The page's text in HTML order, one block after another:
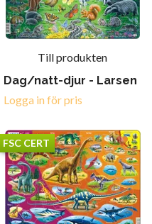
Till produkten
Dag/natt-djur - Larsen
Logga in för pris
FSC CERT